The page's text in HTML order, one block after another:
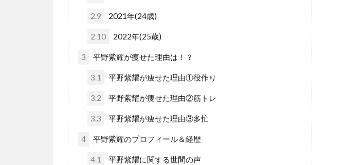
2.9 2021年(24歳)
2.10 2022年(25歳)
3 平野紫耀が痩せた理由は！？
3.1 平野紫耀が痩せた理由①役作り
3.2 平野紫耀が痩せた理由②筋トレ
3.3 平野紫耀が痩せた理由③多忙
4 平野紫耀のプロフィール＆経歴
4.1 平野紫耀に関する世間の声